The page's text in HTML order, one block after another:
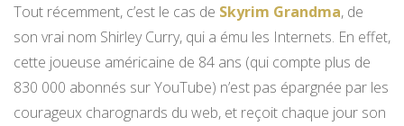
Tout récemment, c’est le cas de Skyrim Grandma, de
son vrai nom Shirley Curry, qui a ému les Internets. En effet,
cette joueuse américaine de 84 ans (qui compte plus de
830 000 abonnés sur YouTube) n’est pas épargnée par les
courageux charognards du web, et reçoit chaque jour son